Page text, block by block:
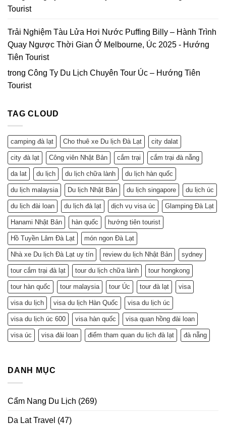
Tourist
Trải Nghiệm Tàu Lửa Hơi Nước Puffing Billy – Hành Trình
Quay Ngược Thời Gian Ở Melbourne, Úc 2025 - Hướng
Tiên Tourist
trong Công Ty Du Lịch Chuyên Tour Úc – Hướng Tiên
Tourist
TAG CLOUD
camping đà lạt Cho thuê xe Du lịch Đà Lạt city dalat
city đà lạt Công viên Nhật Bản cắm trại cắm trại đà nẵng
da lat du lịch du lịch chữa lành du lịch hàn quốc
du lịch malaysia Du lịch Nhật Bản du lịch singapore du lịch úc
du lịch đài loan du lịch đà lạt dịch vụ visa úc Glamping Đà Lạt
Hanami Nhật Bản hàn quốc hướng tiên tourist
Hồ Tuyền Lâm Đà Lạt món ngon Đà Lạt
Nhà xe Du lịch Đà Lạt uy tín review du lịch Nhật Bản sydney
tour cắm trại đà lạt tour du lịch chữa lành tour hongkong
tour hàn quốc tour malaysia tour Úc tour đà lạt visa
visa du lịch visa du lịch Hàn Quốc visa du lịch úc
visa du lịch úc 600 visa hàn quốc visa quan hồng đài loan
visa úc visa đài loan điểm tham quan du lịch đà lạt đà nẵng
DANH MỤC
Cẩm Nang Du Lịch (269)
Da Lat Travel (47)